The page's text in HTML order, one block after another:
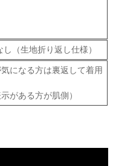
（生地折り返し仕様）
になる方は裏返して着用
がある方が肌側）